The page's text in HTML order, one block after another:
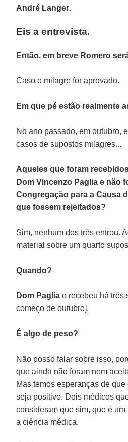
André Langer.
Eis a entrevista.
Então, em breve Romero
Caso o milagre for aprovado.
Em que pé estão realmente
No ano passado, em outubro,
casos de supostos milagres...
Aqueles que foram
Dom Vincenzo Paglia e não
Congregação para a Causa
que fossem rejeitados?
Sim, nenhum dos três entrou.
material sobre um quarto
Quando?
Dom Paglia o recebeu há três
começo de outubro].
É algo de peso?
Não posso falar sobre isso,
que ainda não foram nem
Mas temos esperanças de
seja positivo. Dois médicos
consideram que sim, que é
a ciência médica.